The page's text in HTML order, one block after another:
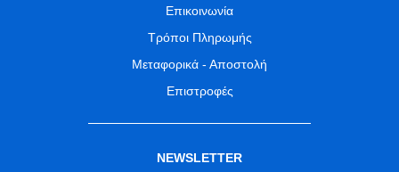
Επικοινωνία
Τρόποι Πληρωμής
Μεταφορικά - Αποστολή
Επιστροφές
NEWSLETTER